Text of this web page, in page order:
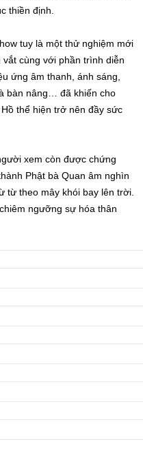
thiền định.
tuy là một thử nghiệm mới
cùng với phần trình diễn
ứng âm thanh, ánh sáng,
bàn nâng… đã khiến cho
thể hiện trở nên đầy sức
xem còn được chứng
Phật bà Quan âm nghìn
từ theo mây khói bay lên trời.
ngưỡng sự hóa thân